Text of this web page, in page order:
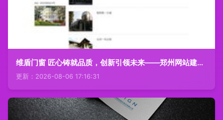
维盾门窗 匠心铸就品质，创新引领未来——郑州网站建设助力企业品牌腾飞
更新：2026-08-06 17:16:31